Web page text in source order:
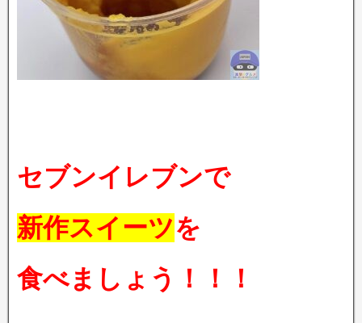
セブンイレブンで
新作スイーツを
食べましょう！！！